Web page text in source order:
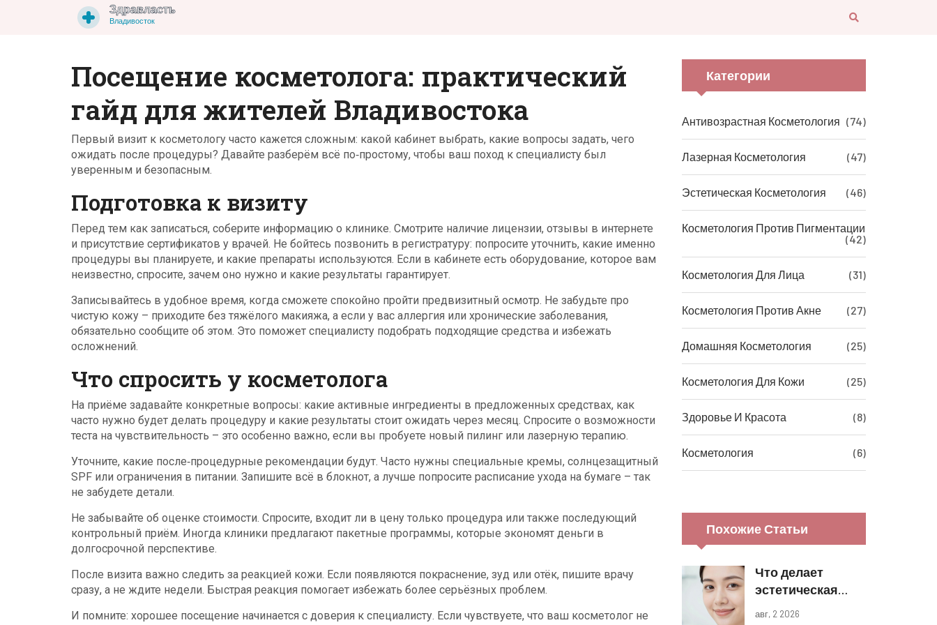
Посещение косметолога: практический
гайд для жителей Владивостока
Первый визит к косметологу часто кажется сложным: какой кабинет выбрать, какие вопросы задать, чего
ожидать после процедуры? Давайте разберём всё по‑простому, чтобы ваш поход к специалисту был
уверенным и безопасным.
Подготовка к визиту
Перед тем как записаться, соберите информацию о клинике. Смотрите наличие лицензии, отзывы в интернете
и присутствие сертификатов у врачей. Не бойтесь позвонить в регистратуру: попросите уточнить, какие именно
процедуры вы планируете, и какие препараты используются. Если в кабинете есть оборудование, которое вам
неизвестно, спросите, зачем оно нужно и какие результаты гарантирует.
Записывайтесь в удобное время, когда сможете спокойно пройти предвизитный осмотр. Не забудьте про
чистую кожу – приходите без тяжёлого макияжа, а если у вас аллергия или хронические заболевания,
обязательно сообщите об этом. Это поможет специалисту подобрать подходящие средства и избежать
осложнений.
Что спросить у косметолога
На приёме задавайте конкретные вопросы: какие активные ингредиенты в предложенных средствах, как
часто нужно будет делать процедуру и какие результаты стоит ожидать через месяц. Спросите о возможности
теста на чувствительность – это особенно важно, если вы пробуете новый пилинг или лазерную терапию.
Уточните, какие после‑процедурные рекомендации будут. Часто нужны специальные кремы, солнцезащитный
SPF или ограничения в питании. Запишите всё в блокнот, а лучше попросите расписание ухода на бумаге – так
не забудете детали.
Не забывайте об оценке стоимости. Спросите, входит ли в цену только процедура или также последующий
контрольный приём. Иногда клиники предлагают пакетные программы, которые экономят деньги в
долгосрочной перспективе.
После визита важно следить за реакцией кожи. Если появляются покраснение, зуд или отёк, пишите врачу
сразу, а не ждите недели. Быстрая реакция помогает избежать более серьёзных проблем.
И помните: хорошее посещение начинается с доверия к специалисту. Если чувствуете, что ваш косметолог не
Категории
Антивозрастная Косметология (74)
Лазерная Косметология (47)
Эстетическая Косметология (46)
Косметология Против Пигментации
(42)
Косметология Для Лица (31)
Косметология Против Акне (27)
Домашняя Косметология (25)
Косметология Для Кожи (25)
Здоровье И Красота (8)
Косметология (6)
Похожие Статьи
Что делает
эстетическая
косметология:
авг, 2 2026